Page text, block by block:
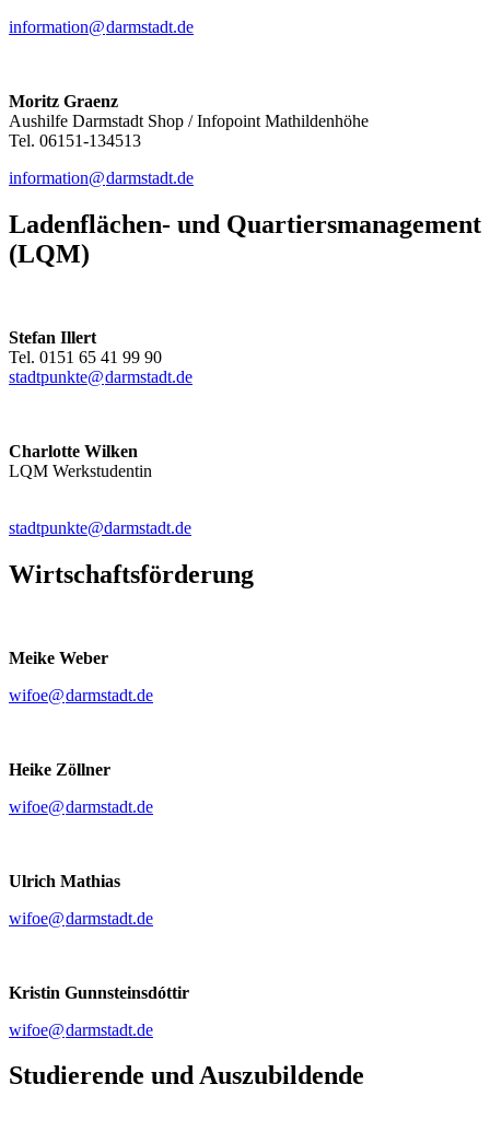
information@darmstadt.de
Moritz Graenz
Aushilfe Darmstadt Shop / Infopoint Mathildenhöhe
Tel. 06151-134513
information@darmstadt.de
Ladenflächen- und Quartiersmanagement
(LQM)
Stefan Illert
Tel. 0151 65 41 99 90
stadtpunkte@darmstadt.de
Charlotte Wilken
LQM Werkstudentin
stadtpunkte@darmstadt.de
Wirtschaftsförderung
Meike Weber
wifoe@darmstadt.de
Heike Zöllner
wifoe@darmstadt.de
Ulrich Mathias
wifoe@darmstadt.de
Kristin Gunnsteinsdóttir
wifoe@darmstadt.de
Studierende und Auszubildende